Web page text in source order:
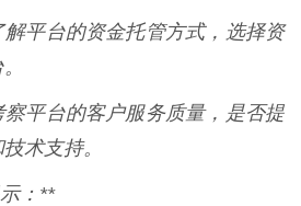
平台的资金托管方式，选择资
平台的客户服务质量，是否提
术支持。
：**